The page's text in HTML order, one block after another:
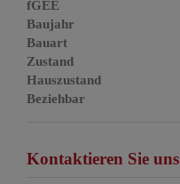
fGEE
Baujahr
Bauart
Zustand
Hauszustand
Beziehbar
Kontaktieren Sie uns